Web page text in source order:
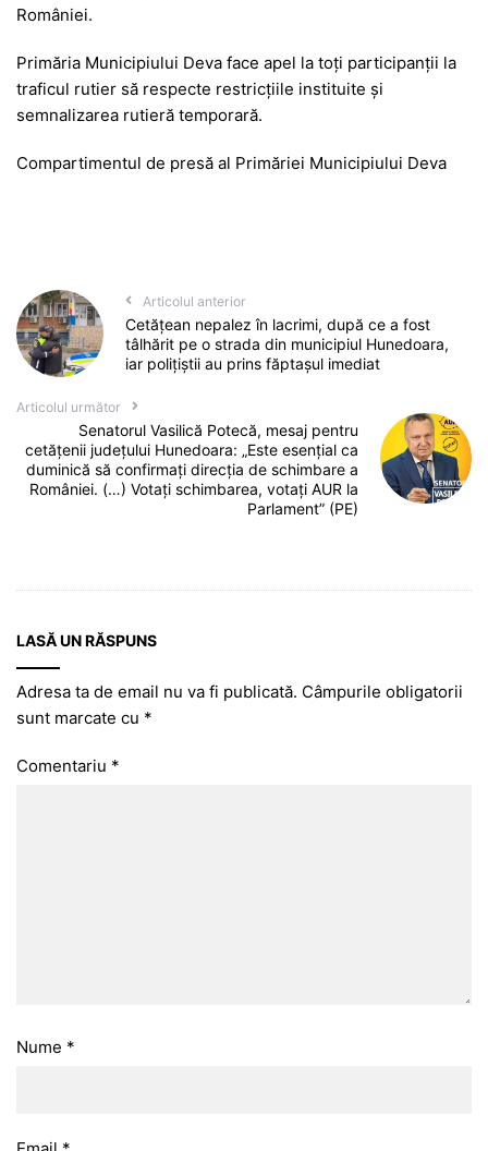
României.
Primăria Municipiului Deva face apel la toți participanții la
traficul rutier să respecte restricțiile instituite și
semnalizarea rutieră temporară.
Compartimentul de presă al Primăriei Municipiului Deva
Articolul anterior
Cetățean nepalez în lacrimi, după ce a fost
tâlhărit pe o strada din municipiul Hunedoara,
iar polițiștii au prins făptașul imediat
Articolul următor
Senatorul Vasilică Potecă, mesaj pentru
cetățenii județului Hunedoara: „Este esențial ca
duminică să confirmați direcția de schimbare a
României. (…) Votați schimbarea, votați AUR la
Parlament” (PE)
LASĂ UN RĂSPUNS
Adresa ta de email nu va fi publicată. Câmpurile obligatorii
sunt marcate cu *
Comentariu *
Nume *